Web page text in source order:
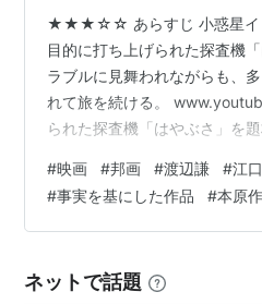
★★★☆☆ あらすじ 小惑星イ
目的に打ち上げられた探査機
ラブルに見舞われながらも、
れて旅を続ける。
られた探査機「はやぶさ」を
やぶさ (探査機) - Wikipedia 感
われながらも、無事地球への
「はやぶさ」に関わった人々
と吉岡秀隆演じるNEC社員が
#映画 #邦画 #渡辺謙 #江
#事実を基にした作品 #本原
ネットで話題